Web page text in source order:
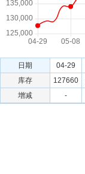
日期 04-29
库存
127660
增减
-